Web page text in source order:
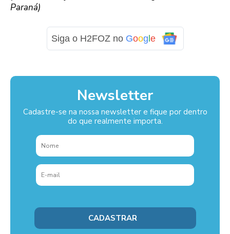
Paraná)
Siga o H2FOZ no Google
Newsletter
Cadastre-se na nossa newsletter e fique por dentro
do que realmente importa.